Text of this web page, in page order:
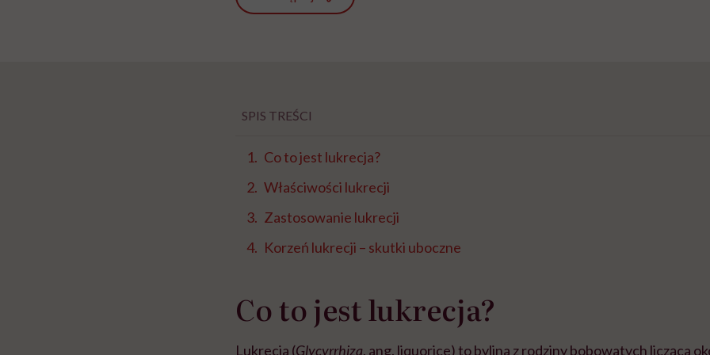
SPIS TREŚCI
Co to jest lukrecja?
Właściwości lukrecji
Zastosowanie lukrecji
Korzeń lukrecji – skutki uboczne
Co to jest lukrecja?
Lukrecja (Glycyrrhiza, ang. liquorice) to bylina z rodziny bobowatych licząca